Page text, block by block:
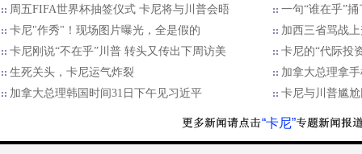
周五FIFA世界杯抽签仪式 卡尼将与川普会晤
一句“谁在乎”
卡尼"作秀"！现场图片曝光，全是假的
加西三省骂战
卡尼刚说“不在乎”川普 转头又传出下周访美
卡尼的“代际投
生死关头，卡尼运气炸裂
加拿大总理拿
加拿大总理韩国时间31日下午见习近平
卡尼与川普尴
“卡尼”